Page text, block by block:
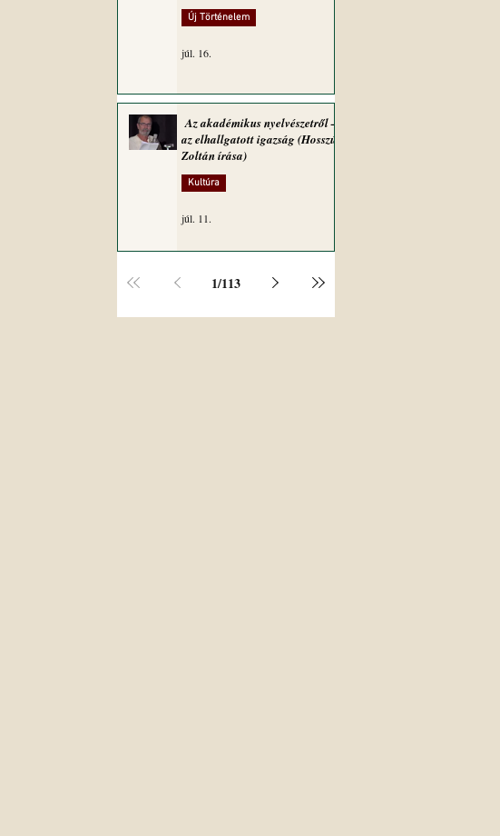
Új Történelem
júl. 16.
Az akadémikus nyelvészetről –
az elhallgatott igazság (Hosszú
Zoltán írása)
Kultúra
júl. 11.
1/113